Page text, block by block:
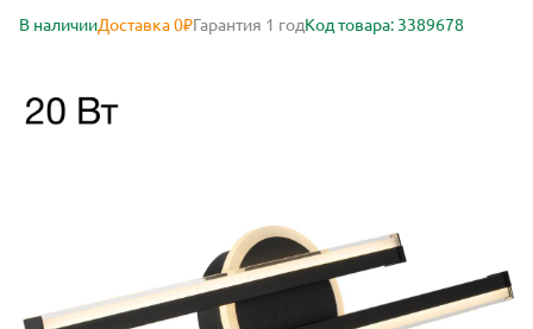
В наличииДоставка 0₽Гарантия 1 годКод товара: 3389678